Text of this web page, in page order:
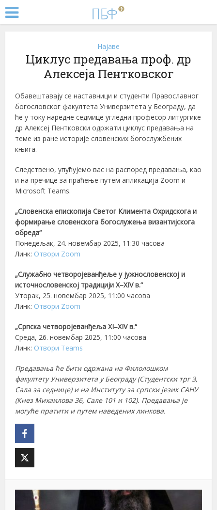
Најаве
Циклус предавања проф. др
Алексеја Пентковског
Обавештавају се наставници и студенти Православног
богословског факултета Универзитета у Београду, да
ће у току наредне седмице угледни професор литургике
др Алексеј Пентковски одржати циклус предавања на
теме из ране историје словенских богослужбених
књига.
Следствено, упућујемо вас на распоред предавања, као
и на пречице за праћење путем апликација Zoom и
Microsoft Teams.
„Словенска епископија Светог Климента Охридскога и
формирање словенскога богослужења византијскога
обреда“
Понедељак, 24. новембар 2025, 11:30 часова
Линк: Отвори Zoom
„Служабно четворојеванђеље у јужнословенској и
источнословенској традицији X–XIV в.“
Уторак, 25. новембар 2025, 11:00 часова
Линк: Отвори Zoom
„Српска четворојеванђеља XI–XIV в.“
Среда, 26. новембар 2025, 11:00 часова
Линк: Отвори Teams
Предавања ће бити одржана на Филолошком
факултету Универзитета у Београду (Студентски трг 3,
Сала за седнице) и на Институту за српски језик САНУ
(Кнез Михаилова 36, Сале 101 и 102). Предавања је
могуће пратити и путем наведених линкова.